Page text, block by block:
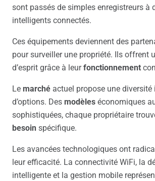
sont passés de simples enregistreurs à
intelligents connectés.
Ces équipements deviennent des
pour surveiller une propriété. Ils offrent
d’esprit grâce à leurfonctionnement
Le marché actuel propose une
d’options. Des modèles économiques
sophistiquées, chaque propriétaire
besoin spécifique.
Les avancées technologiques ont
leur efficacité. La connectivité WiFi, la
intelligente et la gestion mobile